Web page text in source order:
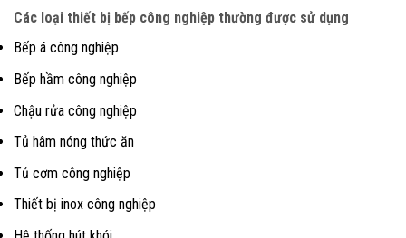
Các loại thiết bị bếp công nghiệp thường được sử dụng
Bếp á công nghiệp
Bếp hầm công nghiệp
Chậu rửa công nghiệp
Tủ hâm nóng thức ăn
Tủ cơm công nghiệp
Thiết bị inox công nghiệp